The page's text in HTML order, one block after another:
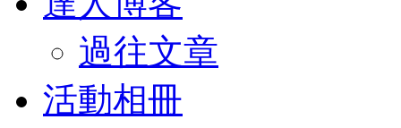
過往文章
活動相冊